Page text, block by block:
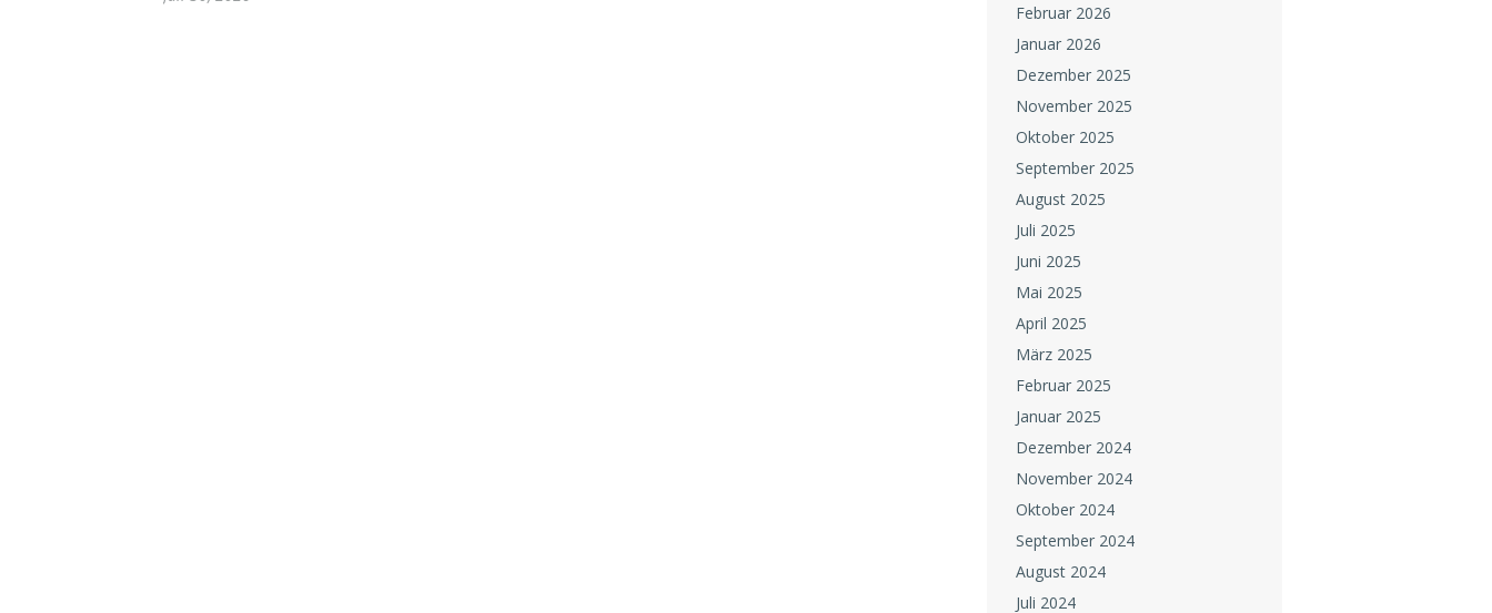
Februar 2026
Januar 2026
Dezember 2025
November 2025
Oktober 2025
September 2025
August 2025
Juli 2025
Juni 2025
Mai 2025
April 2025
März 2025
Februar 2025
Januar 2025
Dezember 2024
November 2024
Oktober 2024
September 2024
August 2024
Juli 2024